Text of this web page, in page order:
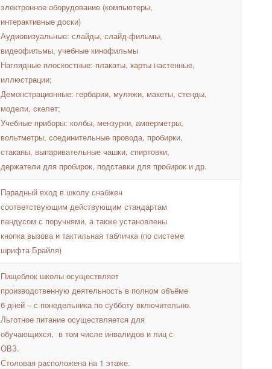
электронное оборудование (компьютеры,
интерактивные доски)
Аудиовизуальные: слайды, слайд-фильмы,
видеофильмы, учебные кинофильмы
Наглядные плоскостные: плакаты, карты настенные,
иллюстрации;
Демонстрационные: гербарии, муляжи, макеты, стенды,
модели, скелет;
Учебные приборы: колбы, мензурки, амперметры,
вольтметры, соединительные провода, пробирки,
стаканы, выпаривательные чашки, спиртовки,
держатели для пробирок, подставки для пробирок и др.
Парадный вход в школу снабжен
соответствующим действующим стандартам
пандусом с поручнями, а также установлены
кнопка вызова и тактильная табличка (по системе
шрифта Брайля)
Пищеблок школы осуществляет
производственную деятельность в полном объёме
6 дней – с понедельника по субботу включительно.
Льготное питание осуществляется для
обучающихся, в том числе инвалидов и лиц с
ОВЗ.
Столовая расположена на 1 этаже.